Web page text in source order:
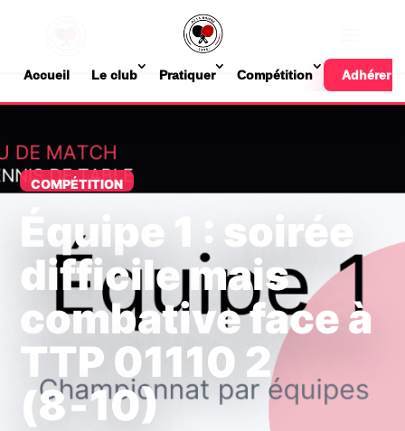
Accueil Le club Pratiquer Compétition Adhérer
COMPÉTITION
Équipe 1 : soirée
difficile mais
combative face à
TTP 01110 2
(8‑10)